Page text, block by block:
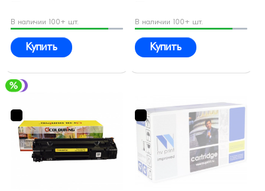
В наличии 100+ шт.
Купить
В наличии 100+ шт.
Купить